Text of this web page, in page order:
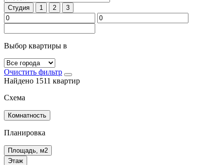
Студия 1 2 3
Выбор квартиры в
Очистить фильтр
Найдено 1511 квартир
Схема
Комнатность
Планировка
Площадь, м2
Этаж